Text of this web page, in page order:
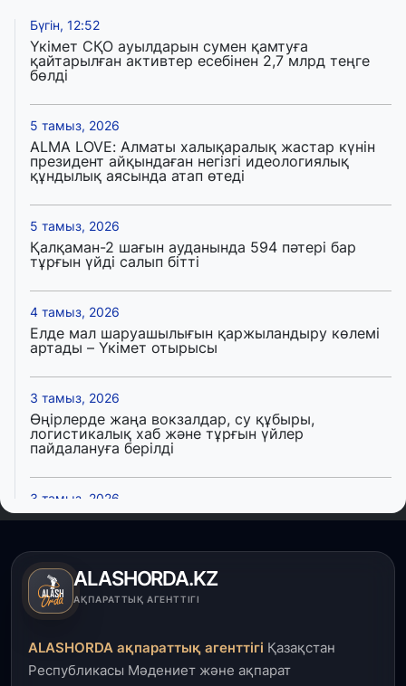
Бүгін, 12:52
Үкімет СҚО ауылдарын сумен қамтуға
қайтарылған активтер есебінен 2,7 млрд теңге
бөлді
5 тамыз, 2026
ALMA LOVE: Алматы халықаралық жастар күнін
президент айқындаған негізгі идеологиялық
құндылық аясында атап өтеді
5 тамыз, 2026
Қалқаман-2 шағын ауданында 594 пәтері бар
тұрғын үйді салып бітті
4 тамыз, 2026
Елде мал шаруашылығын қаржыландыру көлемі
артады – Үкімет отырысы
3 тамыз, 2026
Өңірлерде жаңа вокзалдар, су құбыры,
логистикалық хаб және тұрғын үйлер
пайдалануға берілді
3 тамыз, 2026
Қызылордада 300 орындық аурухана,
салынып жатыр
1 тамыз, 2026
Кинопоиск Қазақстан азаматтарының ең
ALASHORDA.KZ
АҚПАРАТТЫҚ АГЕНТТІГІ
ALASHORDA ақпараттық агенттігі Қазақстан
Республикасы Мәдениет және ақпарат